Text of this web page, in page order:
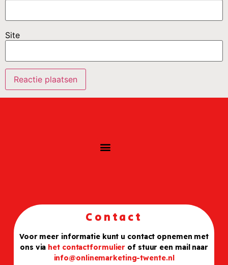
Site
Contact
Voor meer informatie kunt u contact opnemen met
ons via het contactformulier of stuur een mail naar
info@onlinemarketing-twente.nl